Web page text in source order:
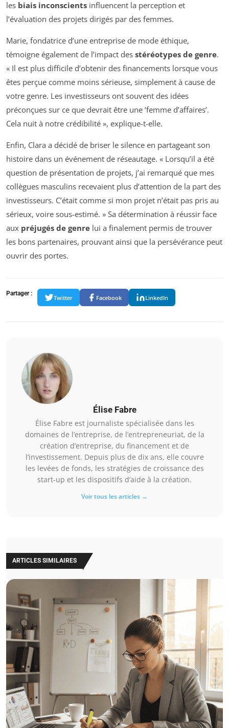
les biais inconscients influencent la perception et
l’évaluation des projets dirigés par des femmes.
Marie, fondatrice d’une entreprise de mode éthique,
témoigne également de l’impact des stéréotypes de genre.
« Il est plus difficile d’obtenir des financements lorsque vous
êtes perçue comme moins sérieuse, simplement à cause de
votre genre. Les investisseurs ont souvent des idées
préconçues sur ce que devrait être une ‘femme d’affaires’.
Cela nuit à notre crédibilité », explique-t-elle.
Enfin, Clara a décidé de briser le silence en partageant son
histoire dans un événement de réseautage. « Lorsqu’il a été
question de présentation de projets, j’ai remarqué que mes
collègues masculins recevaient plus d’attention de la part des
investisseurs. C’était comme si mon projet n’était pas pris au
sérieux, voire sous-estimé. » Sa détermination à réussir face
aux préjugés de genre lui a finalement permis de trouver
les bons partenaires, prouvant ainsi que la persévérance peut
ouvrir des portes.
Partager :
Twitter Facebook LinkedIn
Élise Fabre
Élise Fabre est journaliste spécialisée dans les
domaines de l’entreprise, de l’entrepreneuriat, de la
création d’entreprise, du financement et de
l’investissement. Depuis plus de dix ans, elle couvre
les levées de fonds, les stratégies de croissance des
start-up et les dispositifs d’aide à la création.
Voir tous les articles →
ARTICLES SIMILAIRES